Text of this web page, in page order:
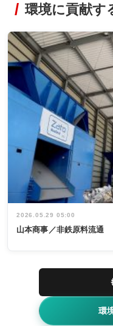
環境に貢献す
2026.05.29 05:00
山本商事／非鉄原料流通
環